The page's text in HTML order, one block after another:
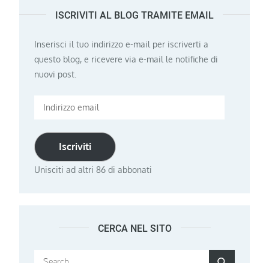
ISCRIVITI AL BLOG TRAMITE EMAIL
Inserisci il tuo indirizzo e-mail per iscriverti a
questo blog, e ricevere via e-mail le notifiche di
nuovi post.
Indirizzo
Iscriviti
Unisciti ad altri 86 di abbonati
CERCA NEL SITO
Search